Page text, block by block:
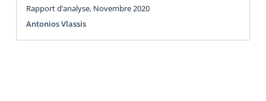
Rapport d’analyse, Novembre 2020
Antonios Vlassis